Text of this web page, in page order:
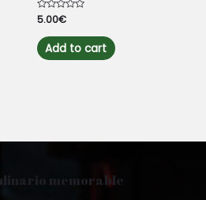
Rated
0
out
of
5
5.00€
Add to cart
memorable